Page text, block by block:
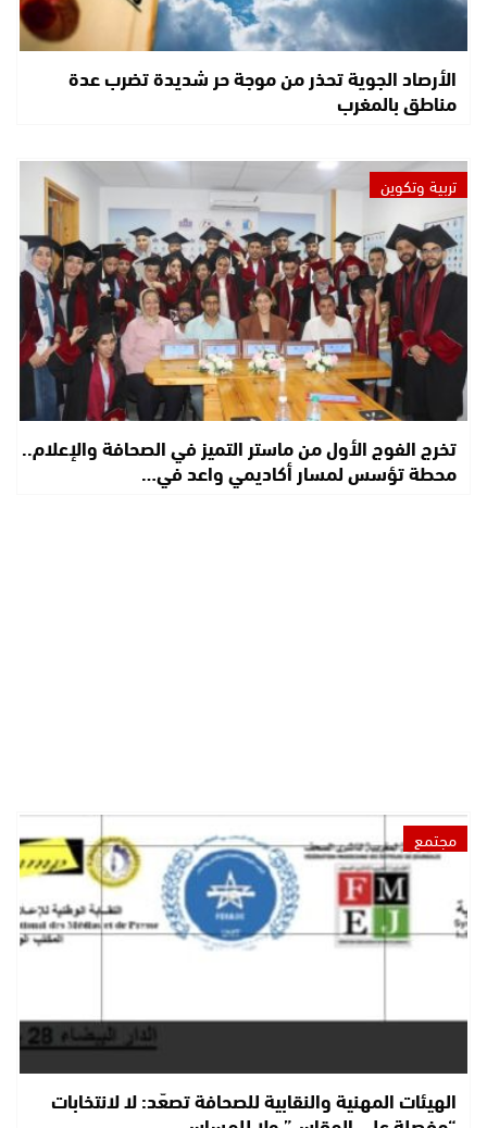
الأرصاد الجوية تحذر من موجة حر شديدة تضرب عدة
مناطق بالمغرب
تربية وتكوين
تخرج الفوج الأول من ماستر التميز في الصحافة والإعلام..
محطة تؤسس لمسار أكاديمي واعد في…
مجتمع
الهيئات المهنية والنقابية للصحافة تصعّد: لا لانتخابات